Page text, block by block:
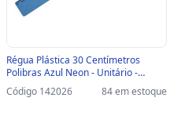
Régua Plástica 30 Centímetros
Polibras Azul Neon - Unitário -
200130 - 200130
Código 142026 84 em estoque